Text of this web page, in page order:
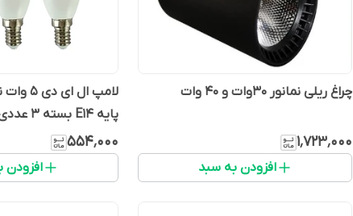
چراغ ریلی نمانور 30وات و 40 وات
۱٬۷۲۳٬۰۰۰
افزودن به سبد
لامپ
پایه E14 بسته 3 عددی
۵۵۴٬۰۰۰
افزودن